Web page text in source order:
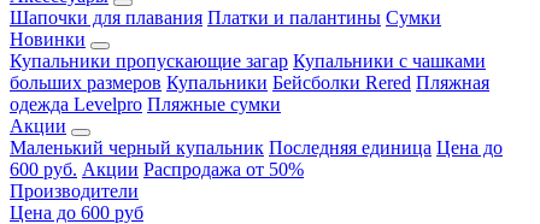
Шапочки для плавания Платки и палантины Сумки
Новинки
Купальники пропускающие загар Купальники с чашками
больших размеров Купальники Бейсболки Rered Пляжная
одежда Levelpro Пляжные сумки
Акции
Маленький черный купальник Последняя единица Цена до
600 руб. Акции Распродажа от 50%
Производители
Цена до 600 руб